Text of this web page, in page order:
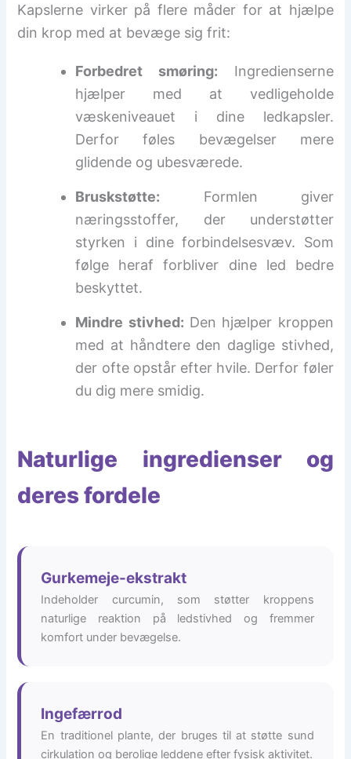
Kapslerne virker på flere måder for at hjælpe
din krop med at bevæge sig frit:
Forbedret smøring: Ingredienserne
hjælper med at vedligeholde
væskeniveauet i dine ledkapsler.
Derfor føles bevægelser mere
glidende og ubesværede.
Bruskstøtte: Formlen giver
næringsstoffer, der understøtter
styrken i dine forbindelsesvæv. Som
følge heraf forbliver dine led bedre
beskyttet.
Mindre stivhed: Den hjælper kroppen
med at håndtere den daglige stivhed,
der ofte opstår efter hvile. Derfor føler
du dig mere smidig.
Naturlige ingredienser og
deres fordele
Gurkemeje-ekstrakt
Indeholder curcumin, som støtter kroppens
naturlige reaktion på ledstivhed og fremmer
komfort under bevægelse.
Ingefærrod
En traditionel plante, der bruges til at støtte sund
cirkulation og berolige leddene efter fysisk aktivitet.